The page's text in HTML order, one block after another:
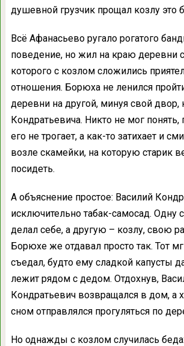
душевной грузчик прощал козлу это
Всё Афанасьево ругало рогатого
поведение, но жил на краю деревни
которого с козлом сложились
отношения. Борюха не ленился
деревни на другой, минуя свой двор,
Кондратьевича. Никто не мог понять,
его не трогает, а как-то затихает и
возле скамейки, на которую старик
посидеть.
А объяснение простое: Василий
исключительно табак-самосад. Одну
делал себе, а другую – козлу, свою
Борюхе же отдавал просто так. Тот
съедал, будто ему сладкой капусты
лежит рядом с дедом. Отдохнув,
Кондратьевич возвращался в дом, а
сном отправлялся прогуляться по
Но однажды с козлом случилась